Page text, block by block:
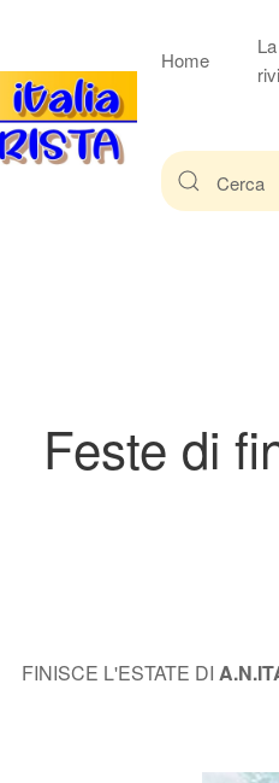
Home
La
Feste di
FINISCE L'ESTATE DI